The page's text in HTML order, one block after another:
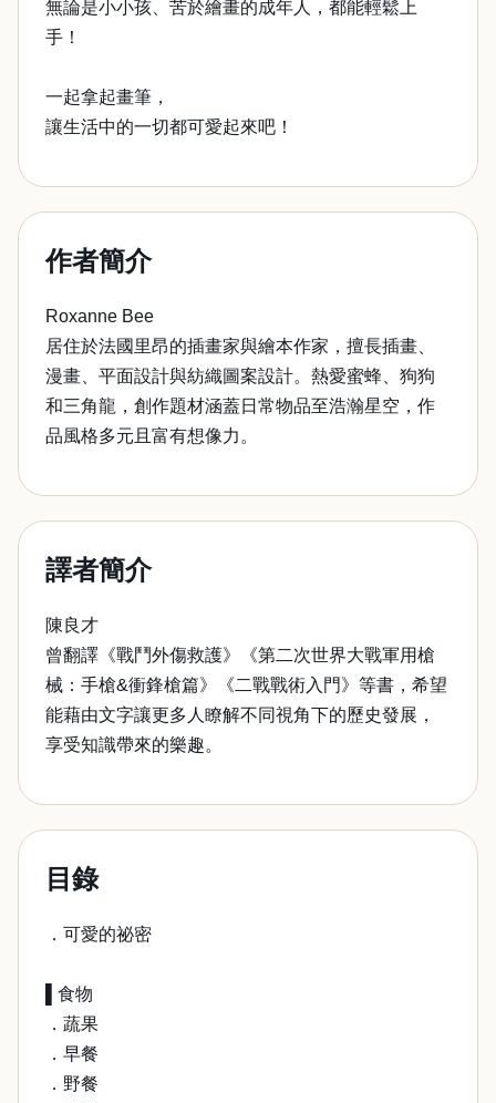
無論是小小孩、苦於繪畫的成年人，都能輕鬆上
手！
一起拿起畫筆，
讓生活中的一切都可愛起來吧！
作者簡介
Roxanne Bee
居住於法國里昂的插畫家與繪本作家，擅長插畫、
漫畫、平面設計與紡織圖案設計。熱愛蜜蜂、狗狗
和三角龍，創作題材涵蓋日常物品至浩瀚星空，作
品風格多元且富有想像力。
譯者簡介
陳良才
曾翻譯《戰鬥外傷救護》《第二次世界大戰軍用槍
械：手槍&衝鋒槍篇》《二戰戰術入門》等書，希望
能藉由文字讓更多人瞭解不同視角下的歷史發展，
享受知識帶來的樂趣。
目錄
．可愛的祕密
▌食物
．蔬果
．早餐
．野餐